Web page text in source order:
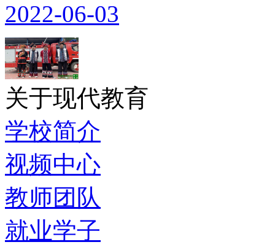
2022-06-03
关于现代教育
学校简介
视频中心
教师团队
就业学子